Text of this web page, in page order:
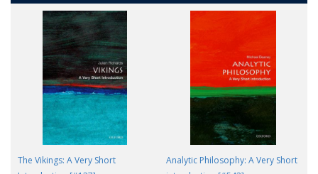
The Vikings: A Very Short
Analytic Philosophy: A Very Short